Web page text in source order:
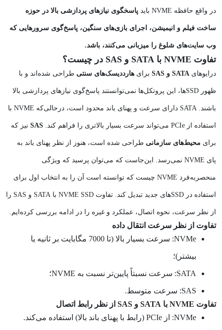
در واقع حافظه NVME باید پاسخگوی نیازهای پردازشی بالا در حوزه
ساخت فیلم و انیمیشن، اجرای بازی‌های سنگین، پاسخ‌گوی سرورهایی که
وب سایت‌های شلوغ را میزبانی می‌کنند، باشد.
تفاوت NVME با SATA و SAS در چیست؟
درایوهای برای هارددیسک‌های سنتی طراحی شده‌اند و با
ظهور SSD‌ها، این پروتکل‌ها نمی‌توانستند پاسخ‌گوی نیازهای پردازشی بالا
باشند. SATA دارای سرعت و پهنای باند محدود است، درحالی‌که NVME با
استفاده از PCIe می‌تواند سرعت بسیار بالاتری را فراهم کند. SAS نیز که
برای محیط‌های سازمانی طراحی شده است، هنوز از نظر پهنای باند به
پای NVME نمی‌رسد. این‌جاست که می‌توان پرسید که ویژگی
منحصربه‌فرد NVME چیست که توانسته است آن را به انتخاب اول برای
استفاده در SSD‌های جدید تبدیل کند. تفاوت NVME SSD با SATA و SAS را
از نظر سرعت، نحوه اتصال، عملکرد و غیره را در ادامه بررسی کرده‌ایم.
تفاوت از نظر سرعت انتقال داده
NVMe: سرعت بسیار بالا (تا 7000 مگابایت بر ثانیه یا
بیشتر)؛
SATA: سرعت نسبتاً پایین‌تر نسبت به NVME؛
SAS: سرعت متوسط.
تفاوت NVME با SATA و SAS از نظر رابط اتصال
NVMe: از PCIe (رابط با پهنای باند بالا) استفاده می‌کند.